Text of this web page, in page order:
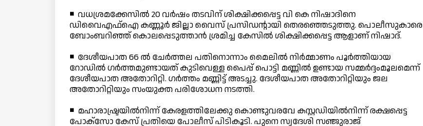
◾ വധശ്രമക്കേസില്‍ 20 വര്‍ഷം തടവിന് ശിക്ഷിക്കപ്പെട്ട വി കെ നിഷാദിനെ
ഡിവൈഎഫ്ഐ കണ്ണൂര്‍ ജില്ലാ വൈസ് പ്രസിഡന്റായി തെരഞ്ഞെടുത്തു. പൊലീസുകാരെ
ബോംബറിഞ്ഞ് കൊലപ്പെടുത്താന്‍ ശ്രമിച്ച കേസില്‍ ശിക്ഷിക്കപ്പെട്ട ആളാണ് നിഷാദ്.
◾ ദേശീയപാത 66 ല്‍ ചേര്‍ത്തല പതിനൊന്നാം മൈലില്‍ നിര്‍മ്മാണം പൂര്‍ത്തിയായ
റോഡില്‍ ഗര്‍ത്തമുണ്ടായത് കുടിവെള്ള പൈപ്പ് പൊട്ടി മണ്ണില്‍ ഉണ്ടായ സമ്മര്‍ദ്ദംമൂലമെന്ന്
ദേശീയപാത അതോറിറ്റി. ഗര്‍ത്തം മണ്ണിട്ട് അടച്ചു. ദേശീയപാത അതോറിറ്റിയും ജല
അതോറിറ്റിയും സംയുക്ത പരിശോധന നടത്തി.
◾ മഹാരാഷ്ട്രയില്‍നിന്ന് കേരളത്തിലേക്കു കൊണ്ടുവരവേ കസ്റ്റഡിയില്‍നിന്ന് രക്ഷപ്പെട്ട
പോക്സോ കേസ് പ്രതിയെ പോലീസ് പിടികൂടി. പുനെ സ്വദേശി സഞ്ജുരാജ്